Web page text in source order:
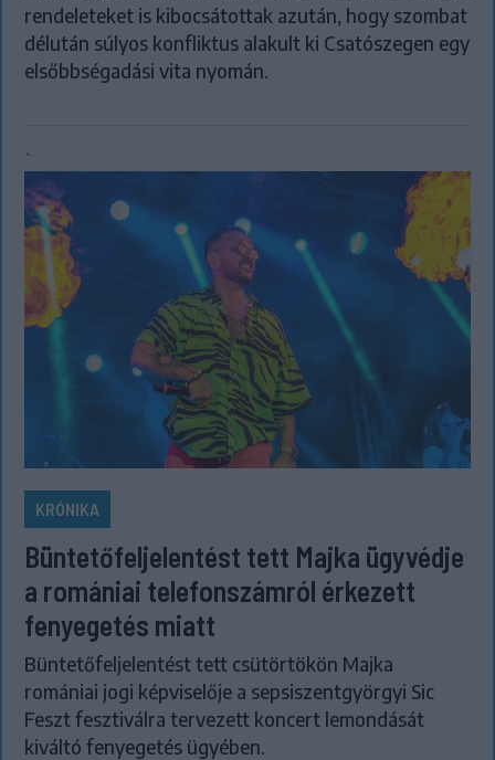
rendeleteket is kibocsátottak azután, hogy szombat
délután súlyos konfliktus alakult ki Csatószegen egy
elsőbbségadási vita nyomán.
`
KRÓNIKA
Büntetőfeljelentést tett Majka ügyvédje
a romániai telefonszámról érkezett
fenyegetés miatt
Büntetőfeljelentést tett csütörtökön Majka
romániai jogi képviselője a sepsiszentgyörgyi Sic
Feszt fesztiválra tervezett koncert lemondását
kiváltó fenyegetés ügyében.